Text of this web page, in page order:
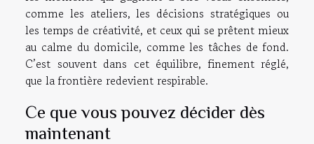
comme les ateliers, les décisions stratégiques ou
les temps de créativité, et ceux qui se prêtent mieux
au calme du domicile, comme les tâches de fond.
C’est souvent dans cet équilibre, finement réglé,
que la frontière redevient respirable.
Ce que vous pouvez décider dès
maintenant